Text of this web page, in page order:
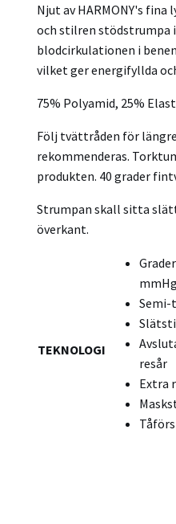
Njut av HARMONY's
och stilren stödstrumpa
blodcirkulationen i
vilket ger energifyllda
75% Polyamid, 25%
Följ tvättråden för
rekommenderas.
produkten. 40 grader
Strumpan skall sitta
överkant.
TEKNOLOGI
mmHg
Semi-
resår
Extra